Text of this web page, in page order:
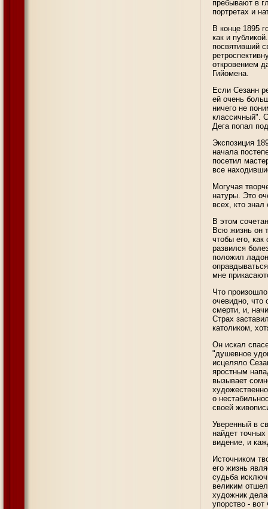
пребывают в
портретах и
В конце 1895
как и
посвятивший
откровением
Гийомена.
Если Сезанн
ей очень
ничего не
классичный".
Дега попал
Экспозиция
начала
посетил
все
Могучая
натуры. Это
всех, кто
В этом
Всю жизнь он
чтобы его,
развился
положил
мне
Что
очевидно, что
смерти, и,
Страх
католиком,
Он искал
"душевное
исцеляло
яростным
вызывает
о
своей
Уверенный в
найдет
видение, и
Источником
его жизнь
судьба
великим
художник
упорство -